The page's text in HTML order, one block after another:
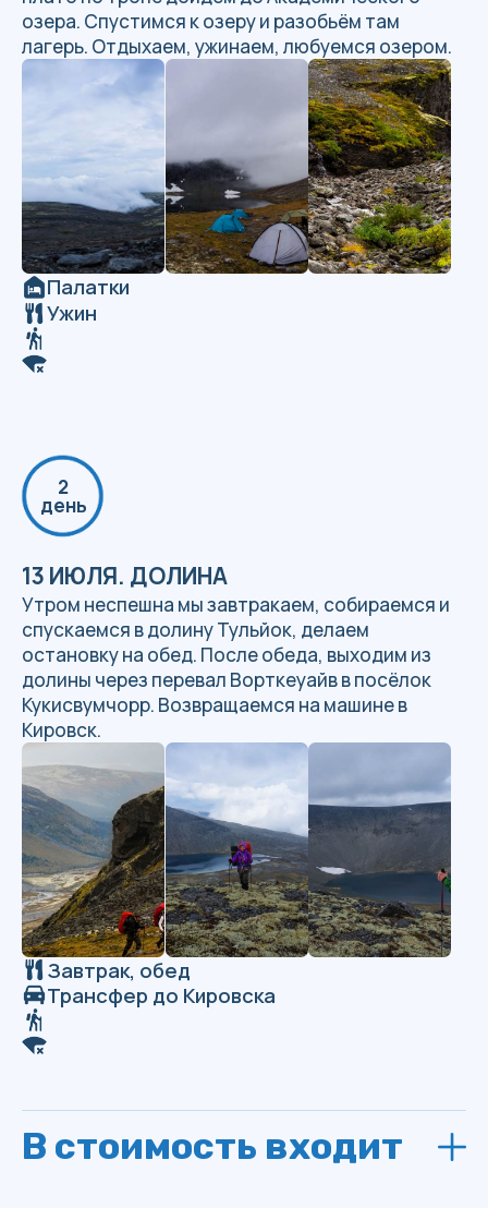
13 ИЮЛЯ. ДОЛИНА
Утром неспешна мы завтракаем, собираемся и
спускаемся в долину Тульйок, делаем
остановку на обед. После обеда, выходим из
долины через перевал Ворткеуайв в посёлок
Кукисвумчорр. Возвращаемся на машине в
Завтрак, обед
Трансфер до Кировска
В стоимость входит
Сопровождение группы гидом.
Общегрупповое снаряжение: палатки, газ
и котелки для приготовления еды,
Питание в походе — 3 раза + перекусы.
Правила поведения
в походе
Советуем ознакомиться с правилами
поведения в походе, их соблюдение
обеспечит Вашу безопасность и комфортное
пребывание в походе.
Мы не мусорим:
все обёртки, бутылки,
бычки от сигарет, средства личной
гигиены и другой мусор мы не
раскидываем по ходу маршрута, а
собираем в рюкзак/карман, чтобы в
дальнейшем утилизировать его: сжечь,
закопать или забрать с собой. Наша
задача не навредить окружающей среде:
после нас должно быть также или даже
чище, чем было.
руководителя не надо повышать тон, а
лучше спокойно и аргументировано